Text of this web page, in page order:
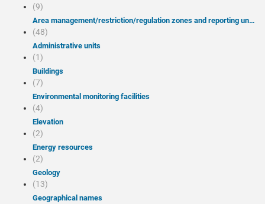
(9)
Area management/restriction/regulation zones and reporting units
(48)
Administrative units
(1)
Buildings
(7)
Environmental monitoring facilities
(4)
Elevation
(2)
Energy resources
(2)
Geology
(13)
Geographical names